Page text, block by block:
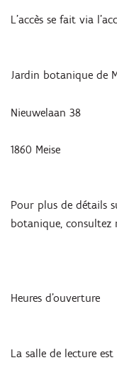
L’accès se fait via
Jardin botanique de
Nieuwelaan 38
1860 Meise
Pour plus de détails
botanique, consultez
Heures d’ouverture
La salle de lecture